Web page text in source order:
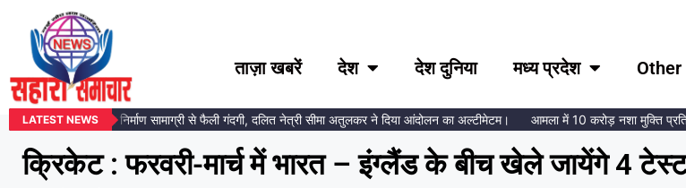
ताज़ा खबरें देश देश दुनिया मध्य प्रदेश Other
LATEST NEWS
प्रतिमा स्थल पर निर्माण सामाग्री से फैली गंदगी, दलित नेत्री सीमा अतुलकर ने दिया आंदोलन का अल्टीमेटम। आमला में 10 करोड़ नशा मुक्ति प्रतिज्ञा
क्रिकेट : फरवरी-मार्च में भारत – इंग्लैंड के बीच खेले जायेंगे 4